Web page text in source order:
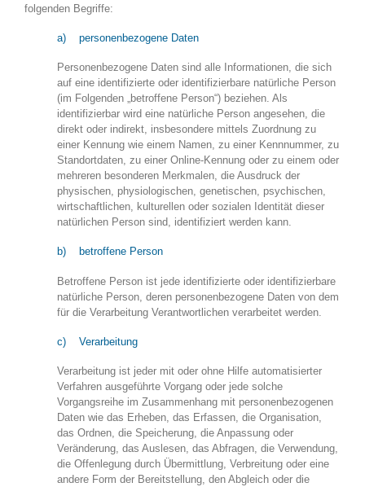
folgenden Begriffe:
a) personenbezogene Daten
Personenbezogene Daten sind alle Informationen, die sich
auf eine identifizierte oder identifizierbare natürliche Person
(im Folgenden „betroffene Person“) beziehen. Als
identifizierbar wird eine natürliche Person angesehen, die
direkt oder indirekt, insbesondere mittels Zuordnung zu
einer Kennung wie einem Namen, zu einer Kennnummer, zu
Standortdaten, zu einer Online-Kennung oder zu einem oder
mehreren besonderen Merkmalen, die Ausdruck der
physischen, physiologischen, genetischen, psychischen,
wirtschaftlichen, kulturellen oder sozialen Identität dieser
natürlichen Person sind, identifiziert werden kann.
b) betroffene Person
Betroffene Person ist jede identifizierte oder identifizierbare
natürliche Person, deren personenbezogene Daten von dem
für die Verarbeitung Verantwortlichen verarbeitet werden.
c) Verarbeitung
Verarbeitung ist jeder mit oder ohne Hilfe automatisierter
Verfahren ausgeführte Vorgang oder jede solche
Vorgangsreihe im Zusammenhang mit personenbezogenen
Daten wie das Erheben, das Erfassen, die Organisation,
das Ordnen, die Speicherung, die Anpassung oder
Veränderung, das Auslesen, das Abfragen, die Verwendung,
die Offenlegung durch Übermittlung, Verbreitung oder eine
andere Form der Bereitstellung, den Abgleich oder die